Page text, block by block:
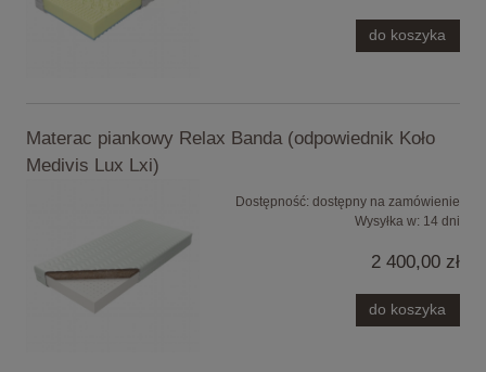
do koszyka
Materac piankowy Relax Banda (odpowiednik Koło
Medivis Lux Lxi)
Dostępność: dostępny na zamówienie
Wysyłka w: 14 dni
2 400,00 zł
do koszyka